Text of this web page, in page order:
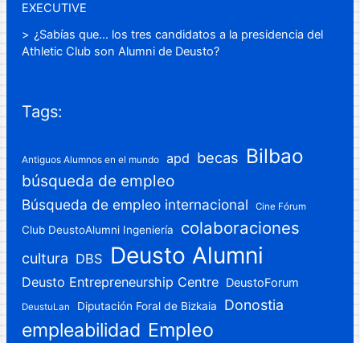
EXECUTIVE
¿Sabías que… los tres candidatos a la presidencia del
Athletic Club son Alumni de Deusto?
Tags:
Antiguos Alumnos en el mundo apd becas Bilbao
búsqueda de empleo
Búsqueda de empleo internacional Cine Fórum
Club DeustoAlumni Ingeniería colaboraciones
cultura DBS Deusto Alumni
Deusto Entrepreneurship Centre DeustoForum
DeustuLan Diputación Foral de Bizkaia Donostia
empleabilidad Empleo